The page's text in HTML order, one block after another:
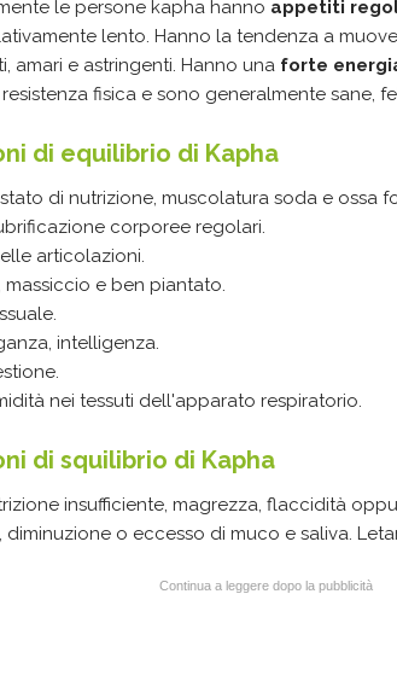
le persone kapha hanno appetiti
lento. Hanno la tendenza a
amari e astringenti. Hanno una forte
fisica e sono generalmente sane,
di equilibrio di Kapha
di nutrizione, muscolatura soda e ossa
corporee regolari.
articolazioni.
massiccio e ben piantato.
intelligenza.
nei tessuti dell'apparato respiratorio.
di squilibrio di Kapha
insufficiente, magrezza, flaccidità
diminuzione o eccesso di muco e saliva.
Continua a leggere dopo la pubblicità